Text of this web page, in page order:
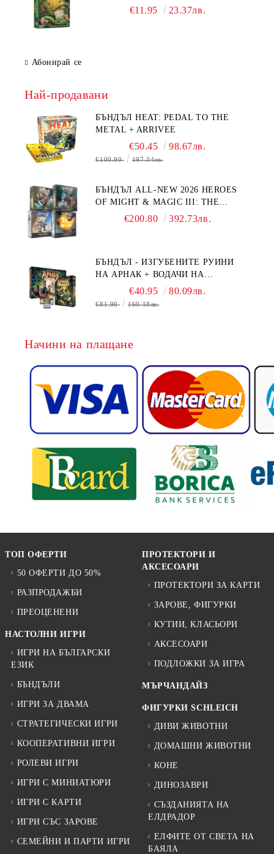
€11.95 23.37лв.
Абонирай се
Най-продавани
БЪНДЪЛ HEAT: PEDAL TO THE
METAL + ARRIVEE
€50.45 98.67лв.
€100.90 197.34лв.
БЪНДЪЛ ALL-NEW 2026 HEROES
OF MIGHT & MAGIC III: THE
BOARD GAME EXPANSIONS -
€200.80 392.73лв.
БЪНДЪЛ - ИЗГУБЕНИТЕ РУИНИ
НА АРНАК + ВОДАЧИ НА
ЕКСПЕДИЦИИ + ПРОМО КАРТИ
БЕЗПЛАТНО
€40.95 80.09лв.
€81.90 160.18лв.
Начини на плащане
ТОП ОФЕРТИ
50 ОФЕРТИ ДО 50%
РАЗПРОДАЖБИ
ПРЕОЦЕНЕНИ
НАСТОЛНИ ИГРИ
ИГРИ НА БЪЛГАРСКИ
ЕЗИК
БЪНДЪЛИ
ИГРИ ЗА ДВАМА
СТРАТЕГИЧЕСКИ ИГРИ
КООПЕРАТИВНИ ИГРИ
РОЛЕВИ ИГРИ
ИГРИ С МИНИАТЮРИ
ИГРИ С КАРТИ
ИГРИ СЪС ЗАРОВЕ
СЕМЕЙНИ И ПАРТИ ИГРИ
ПРОТЕКТОРИ И
АКСЕСОАРИ
ПРОТЕКТОРИ ЗА КАРТИ
ЗАРОВЕ, ФИГУРКИ
КУТИИ, КЛАСЬОРИ
АКСЕСОАРИ
ПОДЛОЖКИ ЗА ИГРА
МЪРЧАНДАЙЗ
ФИГУРКИ SCHLEICH
ДИВИ ЖИВОТНИ
ДОМАШНИ ЖИВОТНИ
КОНЕ
ДИНОЗАВРИ
СЪЗДАНИЯТА НА
ЕЛДРАДОР
ЕЛФИТЕ ОТ СВЕТА НА
БАЯЛА